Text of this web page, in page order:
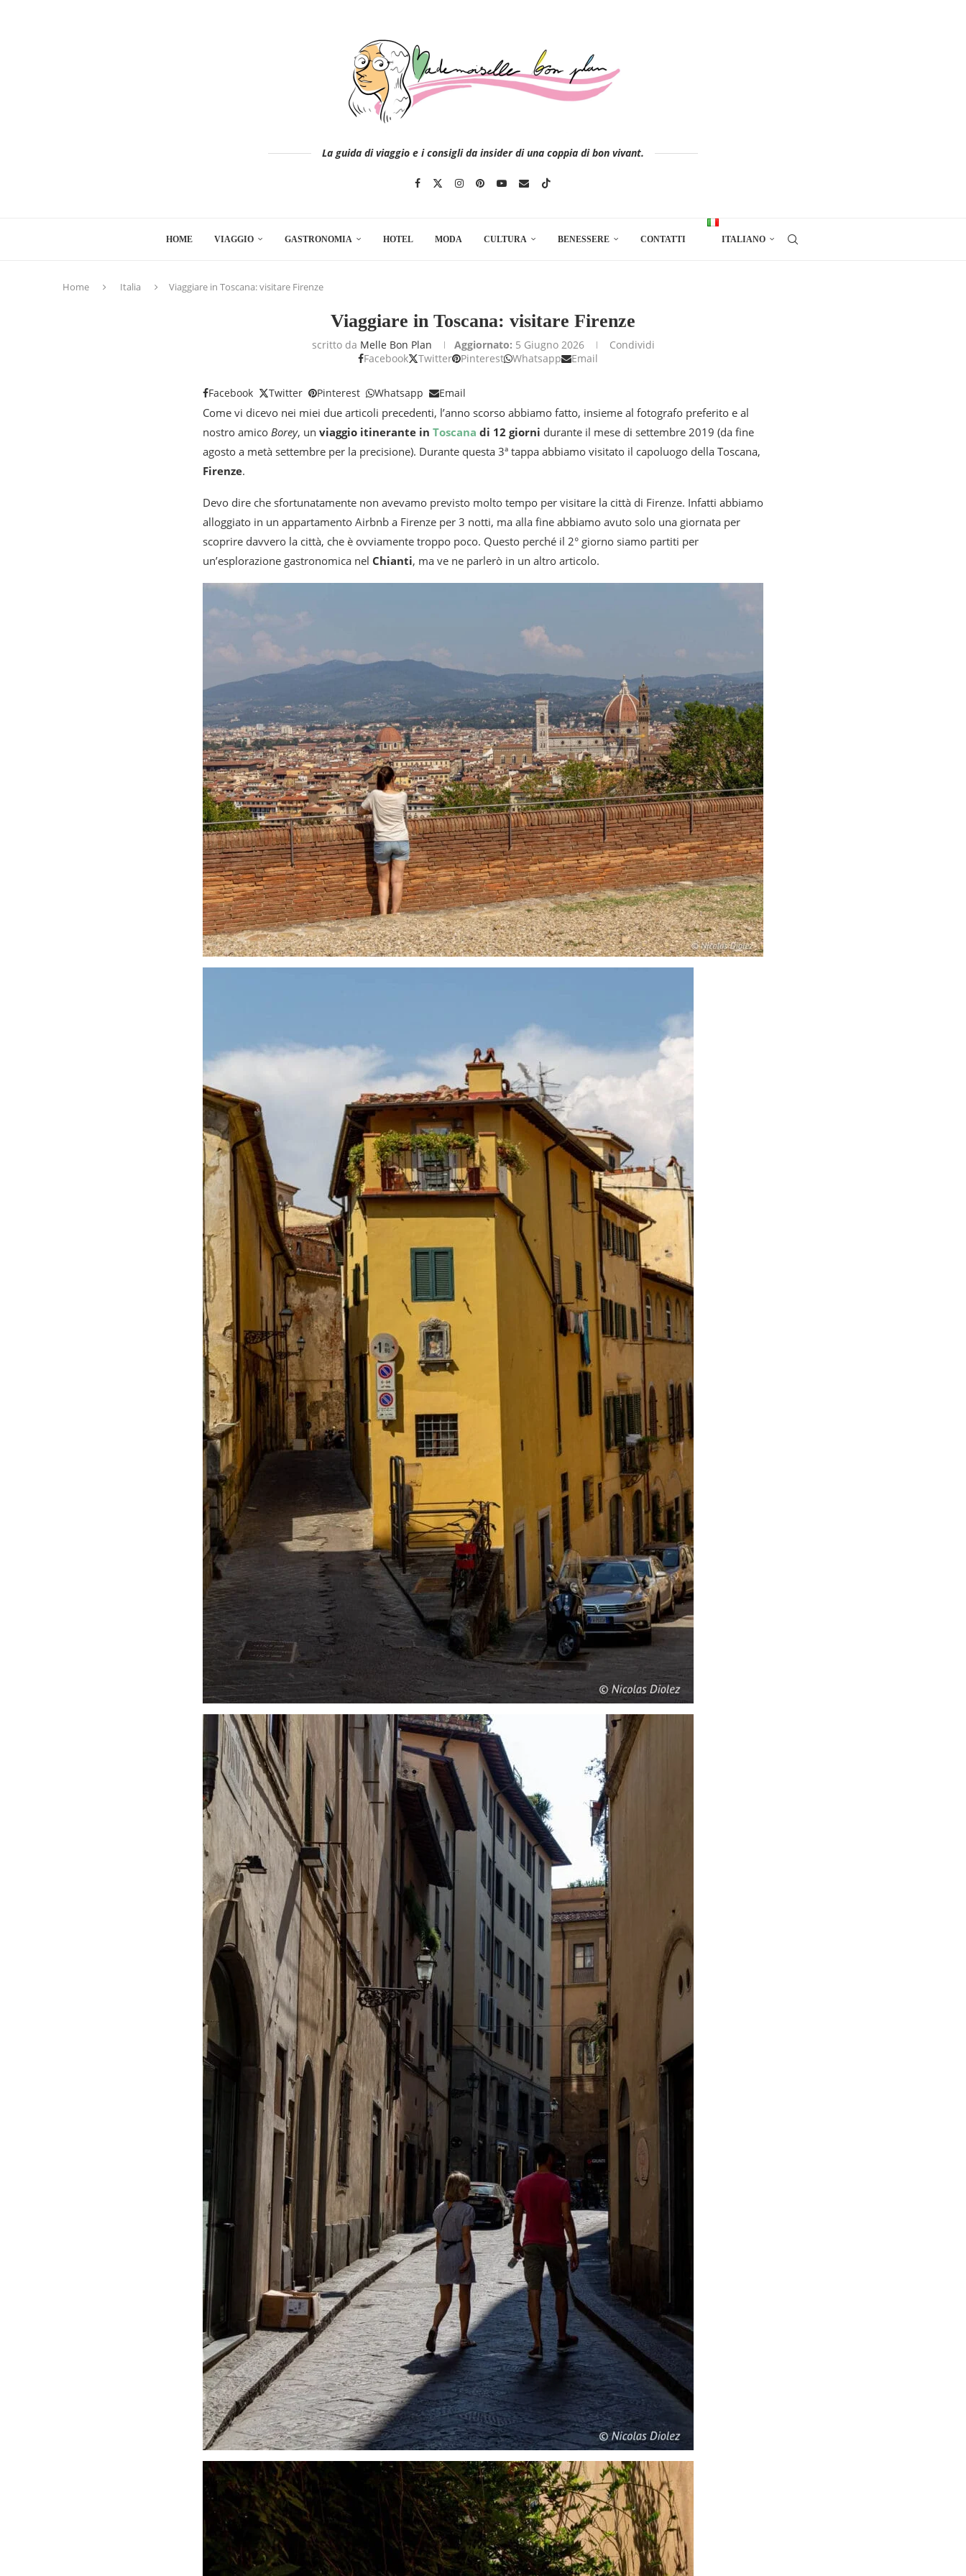
La guida di viaggio e i consigli da insider di una coppia di bon vivant.
HOME VIAGGIO GASTRONOMIA HOTEL MODA CULTURA BENESSERE CONTATTI ITALIANO
Home Italia Viaggiare in Toscana: visitare Firenze
Viaggiare in Toscana: visitare Firenze
scritto da Melle Bon Plan Aggiornato: 5 Giugno 2026
Condividi
Facebook
Twitter Pinterest Whatsapp Email
Facebook Twitter Pinterest Whatsapp Email
Come vi dicevo nei miei due articoli precedenti, l’anno scorso abbiamo fatto, insieme al fotografo preferito e al
nostro amico Borey, un viaggio itinerante in Toscana di 12 giorni durante il mese di settembre 2019 (da fine
agosto a metà settembre per la precisione). Durante questa 3ª tappa abbiamo visitato il capoluogo della Toscana,
Firenze.
Devo dire che sfortunatamente non avevamo previsto molto tempo per visitare la città di Firenze. Infatti abbiamo
alloggiato in un appartamento Airbnb a Firenze per 3 notti, ma alla fine abbiamo avuto solo una giornata per
scoprire davvero la città, che è ovviamente troppo poco. Questo perché il 2° giorno siamo partiti per
un’esplorazione gastronomica nel Chianti, ma ve ne parlerò in un altro articolo.